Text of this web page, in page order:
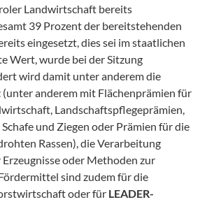
Landwirtschaft bereits
39 Prozent der bereitstehenden
eingesetzt, dies sei im staatlichen
Wert, wurde bei der Sitzung
wird damit unter anderem die
(unter anderem mit Flächenprämien für
Landschaftspflegeprämien,
und Ziegen oder Prämien für die
Rassen), die Verarbeitung
oder Methoden zur
sind zudem für die
oder für LEADER-